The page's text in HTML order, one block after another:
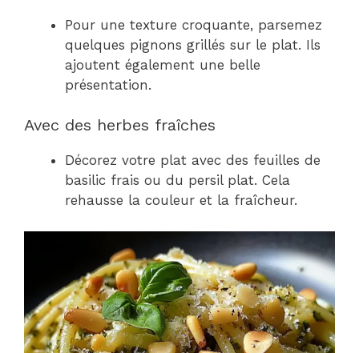
Pour une texture croquante, parsemez
quelques pignons grillés sur le plat. Ils
ajoutent également une belle
présentation.
Avec des herbes fraîches
Décorez votre plat avec des feuilles de
basilic frais ou du persil plat. Cela
rehausse la couleur et la fraîcheur.